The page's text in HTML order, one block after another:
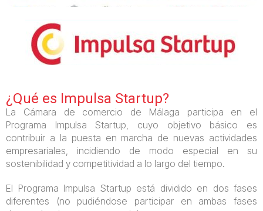
¿Qué es Impulsa Startup?
La Cámara de comercio de Málaga participa en el
Programa Impulsa Startup, cuyo objetivo básico es
contribuir a la puesta en marcha de nuevas actividades
empresariales, incidiendo de modo especial en su
sostenibilidad y competitividad a lo largo del tiempo.
El Programa Impulsa Startup está dividido en dos fases
diferentes (no pudiéndose participar en ambas fases